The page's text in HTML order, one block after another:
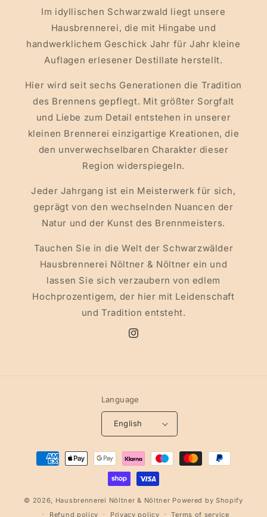
Im idyllischen Schwarzwald liegt unsere
Hausbrennerei, die mit Hingabe und
handwerklichem Geschick Jahr für Jahr kleine
Auflagen erlesener Destillate herstellt.
Hier wird seit sechs Generationen die Tradition
des Brennens gepflegt. Mit größter Sorgfalt
und Liebe zum Detail entstehen in unserer
kleinen Brennerei einzigartige Kreationen, die
den unverwechselbaren Charakter dieser
Region widerspiegeln.
Jeder Jahrgang ist ein Meisterwerk für sich,
geprägt von den wechselnden Nuancen der
Natur und der Kunst des Brennmeisters.
Tauchen Sie in die Welt der Schwarzwälder
Hausbrennerei Nöltner & Nöltner ein und
lassen Sie sich verzaubern von edlem
Hochprozentigem, der hier mit Leidenschaft
und Tradition entsteht.
Instagram
Language
English
Payment
methods
© 2026, Hausbrennerei Nöltner & Nöltner Powered by Shopify
Refund policy
Privacy policy Terms of service